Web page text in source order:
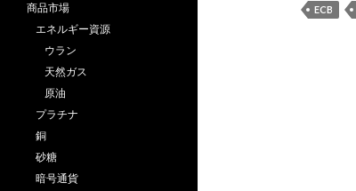
ECB
商品市場
エネルギー資源
ウラン
天然ガス
原油
プラチナ
銅
砂糖
暗号通貨